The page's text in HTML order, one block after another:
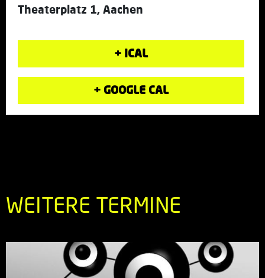
Theaterplatz 1, Aachen
+ ICAL
+ GOOGLE CAL
WEITERE TERMINE